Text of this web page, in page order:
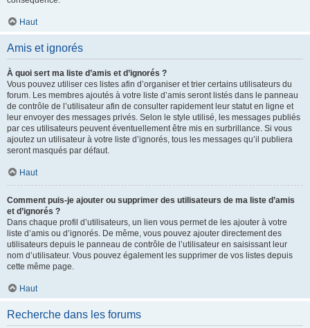
Haut
Amis et ignorés
À quoi sert ma liste d’amis et d’ignorés ?
Vous pouvez utiliser ces listes afin d’organiser et trier certains utilisateurs du
forum. Les membres ajoutés à votre liste d’amis seront listés dans le panneau
de contrôle de l’utilisateur afin de consulter rapidement leur statut en ligne et
leur envoyer des messages privés. Selon le style utilisé, les messages publiés
par ces utilisateurs peuvent éventuellement être mis en surbrillance. Si vous
ajoutez un utilisateur à votre liste d’ignorés, tous les messages qu’il publiera
seront masqués par défaut.
Haut
Comment puis-je ajouter ou supprimer des utilisateurs de ma liste d’amis
et d’ignorés ?
Dans chaque profil d’utilisateurs, un lien vous permet de les ajouter à votre
liste d’amis ou d’ignorés. De même, vous pouvez ajouter directement des
utilisateurs depuis le panneau de contrôle de l’utilisateur en saisissant leur
nom d’utilisateur. Vous pouvez également les supprimer de vos listes depuis
cette même page.
Haut
Recherche dans les forums